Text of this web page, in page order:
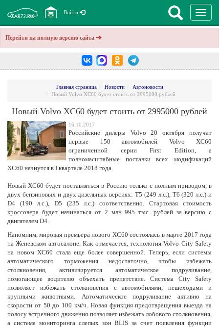
Перейти на полную версию сайта
Войти
Главная страница Новости
Автоновости
Новый Volvo XC60 будет стоить от 2995000 рублей
Новый Volvo XC60 будет стоить от 2995000 рублей
16.10.2017
Российские дилеры Volvo 20 октября получат
первые 150 автомобилей Volvo XC60
ограниченной серии First Edition, а
полномасштабные поставки всех модификаций
ХС60 начнутся в I квартале 2018 года.
Новый XC60 будет поставляться в Россию только с полным приводом, в
двух бензиновых и двух дизельных версиях: T5 (249 л.с.), T6 (320 л.с.) и
D4 (190 л.с.), D5 (235 л.с.) соответственно. Стартовая стоимость
кроссовера будет начинаться от 2 млн 995 тыс. рублей за версию с
двигателем D4.
Напомним, мировая премьера нового XC60 состоялась в марте 2017 года
на Женевском автосалоне. Как отмечается, технология Volvo City Safety
на новом ХС60 стала еще более совершенной. Теперь, если системы
автоматического торможения недостаточно, чтобы избежать
столкновения, активизируется автоматическое подруливание,
помогающее водителю объехать препятствие. Система City Safety
позволяет избежать столкновения с автомобилями, пешеходами и
крупными животными. Автоматическое подруливание активно на
скорости от 50 до 100 км/ч. Новая функция предотвращения выезда на
полосу встречного движения позволяет избежать лобового столкновения,
а система мониторинга слепых зон BLIS за счет появления функции